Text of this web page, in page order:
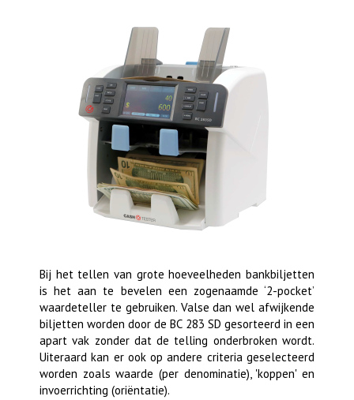
Bij het tellen van grote hoeveelheden bankbiljetten
is het aan te bevelen een zogenaamde ‘2-pocket’
waardeteller te gebruiken. Valse dan wel afwijkende
biljetten worden door de BC 283 SD gesorteerd in een
apart vak zonder dat de telling onderbroken wordt.
Uiteraard kan er ook op andere criteria geselecteerd
worden zoals waarde (per denominatie), 'koppen' en
invoerrichting (oriëntatie).